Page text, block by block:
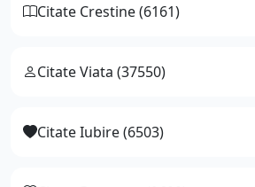
Citate Crestine (6161)
Citate Viata (37550)
Citate Iubire (6503)